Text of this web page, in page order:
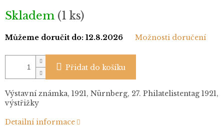
Měrná
cena:
Skladem (1 ks)
Můžeme doručit do: 12.8.2026 Možnosti doručení
Přidat do košíku
Výstavní známka, 1921, Nürnberg, 27. Philatelistentag 1921,
výstřižky
Detailní informace